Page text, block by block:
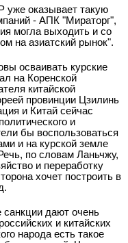
уже оказывает такую
- АПК "Мираторг",
могла выходить и со
на азиатский рынок".
осваивать курские
на Коренской
китайской
провинции Цзилинь
и Китай сейчас
и
бы воспользоваться
и на курской земле
по словам Ланьчжу,
и переработку
хочет построить в
санкции дают очень
и китайских
народа есть такое